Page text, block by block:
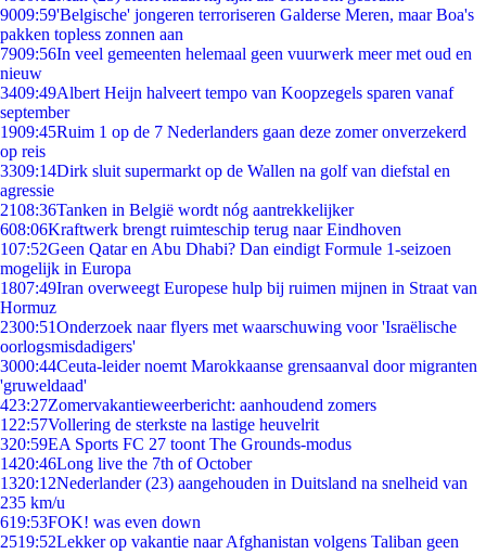
9009:59'Belgische' jongeren terroriseren Galderse Meren, maar Boa's
pakken topless zonnen aan
7909:56In veel gemeenten helemaal geen vuurwerk meer met oud en
nieuw
3409:49Albert Heijn halveert tempo van Koopzegels sparen vanaf
september
1909:45Ruim 1 op de 7 Nederlanders gaan deze zomer onverzekerd
op reis
3309:14Dirk sluit supermarkt op de Wallen na golf van diefstal en
agressie
2108:36Tanken in België wordt nóg aantrekkelijker
608:06Kraftwerk brengt ruimteschip terug naar Eindhoven
107:52Geen Qatar en Abu Dhabi? Dan eindigt Formule 1-seizoen
mogelijk in Europa
1807:49Iran overweegt Europese hulp bij ruimen mijnen in Straat van
Hormuz
2300:51Onderzoek naar flyers met waarschuwing voor 'Israëlische
oorlogsmisdadigers'
3000:44Ceuta-leider noemt Marokkaanse grensaanval door migranten
'gruweldaad'
423:27Zomervakantieweerbericht: aanhoudend zomers
1 22:57Vollering de sterkste na lastige heuvelrit
320:59EA Sports FC 27 toont The Grounds-modus
1420:46Long live the 7th of October
1320:12Nederlander (23) aangehouden in Duitsland na snelheid van
235 km/u
619:53FOK! was even down
2519:52Lekker op vakantie naar Afghanistan volgens Taliban geen